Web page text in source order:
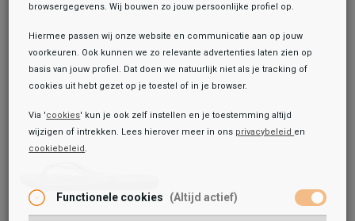
browsergegevens. Wij bouwen zo jouw persoonlijke profiel op.
Hiermee passen wij onze website en communicatie aan op jouw
voorkeuren. Ook kunnen we zo relevante advertenties laten zien op
basis van jouw profiel. Dat doen we natuurlijk niet als je tracking of
cookies uit hebt gezet op je toestel of in je browser.
Via 'cookies' kun je ook zelf instellen en je toestemming altijd
wijzigen of intrekken. Lees hierover meer in ons privacybeleid en
cookiebeleid.
Functionele cookies (Altijd actief)